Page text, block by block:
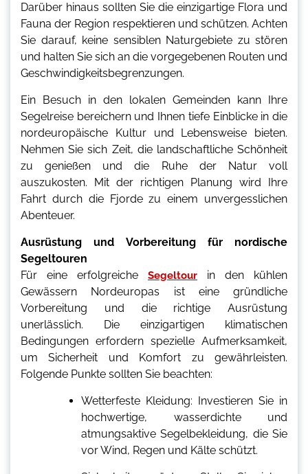
Darüber hinaus sollten Sie die einzigartige Flora und
Fauna der Region respektieren und schützen. Achten
Sie darauf, keine sensiblen Naturgebiete zu stören
und halten Sie sich an die vorgegebenen Routen und
Geschwindigkeitsbegrenzungen.
Ein Besuch in den lokalen Gemeinden kann Ihre
Segelreise bereichern und Ihnen tiefe Einblicke in die
nordeuropäische Kultur und Lebensweise bieten.
Nehmen Sie sich Zeit, die landschaftliche Schönheit
zu genießen und die Ruhe der Natur voll
auszukosten. Mit der richtigen Planung wird Ihre
Fahrt durch die Fjorde zu einem unvergesslichen
Abenteuer.
Ausrüstung und Vorbereitung für nordische
Segeltouren
Für eine erfolgreiche Segeltour in den kühlen
Gewässern Nordeuropas ist eine gründliche
Vorbereitung und die richtige Ausrüstung
unerlässlich. Die einzigartigen klimatischen
Bedingungen erfordern spezielle Aufmerksamkeit,
um Sicherheit und Komfort zu gewährleisten.
Folgende Punkte sollten Sie beachten:
Wetterfeste Kleidung: Investieren Sie in
hochwertige, wasserdichte und
atmungsaktive Segelbekleidung, die Sie
vor Wind, Regen und Kälte schützt.